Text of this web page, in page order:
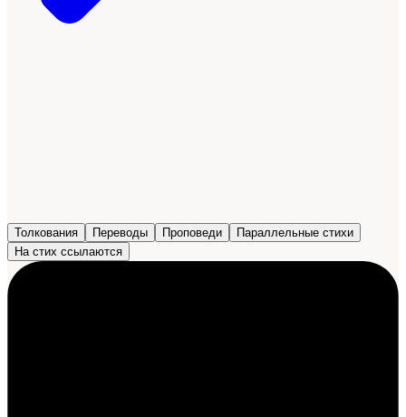
Толкования Переводы Проповеди
Параллельные стихи
На стих ссылаются